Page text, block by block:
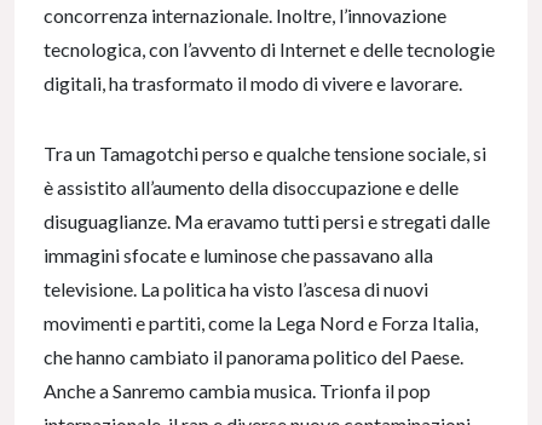
concorrenza internazionale. Inoltre, l’innovazione
tecnologica, con l’avvento di Internet e delle tecnologie
digitali, ha trasformato il modo di vivere e lavorare.
Tra un Tamagotchi perso e qualche tensione sociale, si
è assistito all’aumento della disoccupazione e delle
disuguaglianze. Ma eravamo tutti persi e stregati dalle
immagini sfocate e luminose che passavano alla
televisione. La politica ha visto l’ascesa di nuovi
movimenti e partiti, come la Lega Nord e Forza Italia,
che hanno cambiato il panorama politico del Paese.
Anche a Sanremo cambia musica. Trionfa il pop